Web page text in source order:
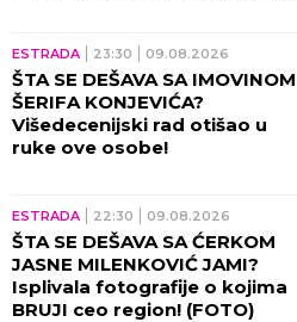
ESTRADA 23:30 09.08.2026
ŠTA SE DEŠAVA SA IMOVINOM
ŠERIFA KONJEVIĆA?
Višedecenijski rad otišao u
ruke ove osobe!
ESTRADA 22:30 09.08.2026
ŠTA SE DEŠAVA SA ĆERKOM
JASNE MILENKOVIĆ JAMI?
Isplivala fotografije o kojima
BRUJI ceo region! (FOTO)